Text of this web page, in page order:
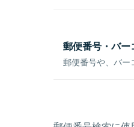
郵便番号・バ
郵便番号や、バー